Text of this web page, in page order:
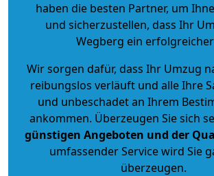
haben die besten Partner, um
und sicherzustellen, dass Ihr
Wegberg ein
Wir sorgen dafür, dass Ihr Umzug
reibungslos verläuft und alle Ihre
und unbeschadet an Ihrem
ankommen. Überzeugen Sie sich
günstigen Angeboten und der
umfassender Service wird Sie
überzeugen.